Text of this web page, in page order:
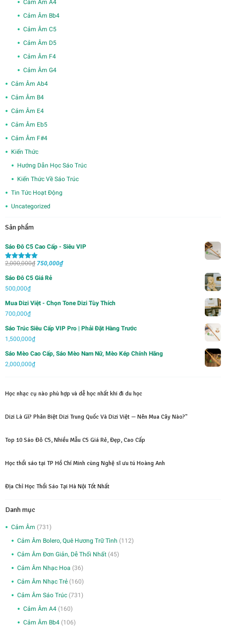
Cảm Âm A4
Cảm Âm Bb4
Cảm Âm C5
Cảm Âm D5
Cảm Âm F4
Cảm Âm G4
Cảm Âm Ab4
Cảm Âm B4
Cảm Âm E4
Cảm Âm Eb5
Cảm Âm F#4
Kiến Thức
Hướng Dẫn Học Sáo Trúc
Kiến Thức Về Sáo Trúc
Tin Tức Hoạt Động
Uncategorized
Sản phẩm
Sáo Đô C5 Cao Cấp - Siêu VIP
Được xếp
sao
2,000,000₫ Giá
750,000₫Giá
750,000₫.
Sáo Đô C5 Giá Rẻ
500,000₫
Mua Dizi Việt - Chọn Tone Dizi Tùy Thích
700,000₫
Sáo Trúc Siêu Cấp VIP Pro | Phải Đặt Hàng Trước
1,500,000₫
Sáo Mèo Cao Cấp, Sáo Mèo Nam Nữ, Mèo Kép Chính Hãng
2,000,000₫
Học nhạc cụ nào phù hợp và dễ học nhất khi đi du học
Dizi Là Gì? Phân Biệt Dizi Trung Quốc Và Dizi Việt — Nên Mua Cây Nào?"
Top 10 Sáo Đô C5, Nhiều Mẫu C5 Giá Rẻ, Đẹp, Cao Cấp
Học thổi sáo tại TP Hồ Chí Minh cùng Nghệ sĩ ưu tú Hoàng Anh
Địa Chỉ Học Thổi Sáo Tại Hà Nội Tốt Nhất
Danh mục
Cảm Âm (731)
Cảm Âm Bolero, Quê Hương Trữ Tình (112)
Cảm Âm Đơn Giản, Dễ Thổi Nhất (45)
Cảm Âm Nhạc Hoa (36)
Cảm Âm Nhạc Trẻ (160)
Cảm Âm Sáo Trúc (731)
Cảm Âm A4 (160)
Cảm Âm Bb4 (106)